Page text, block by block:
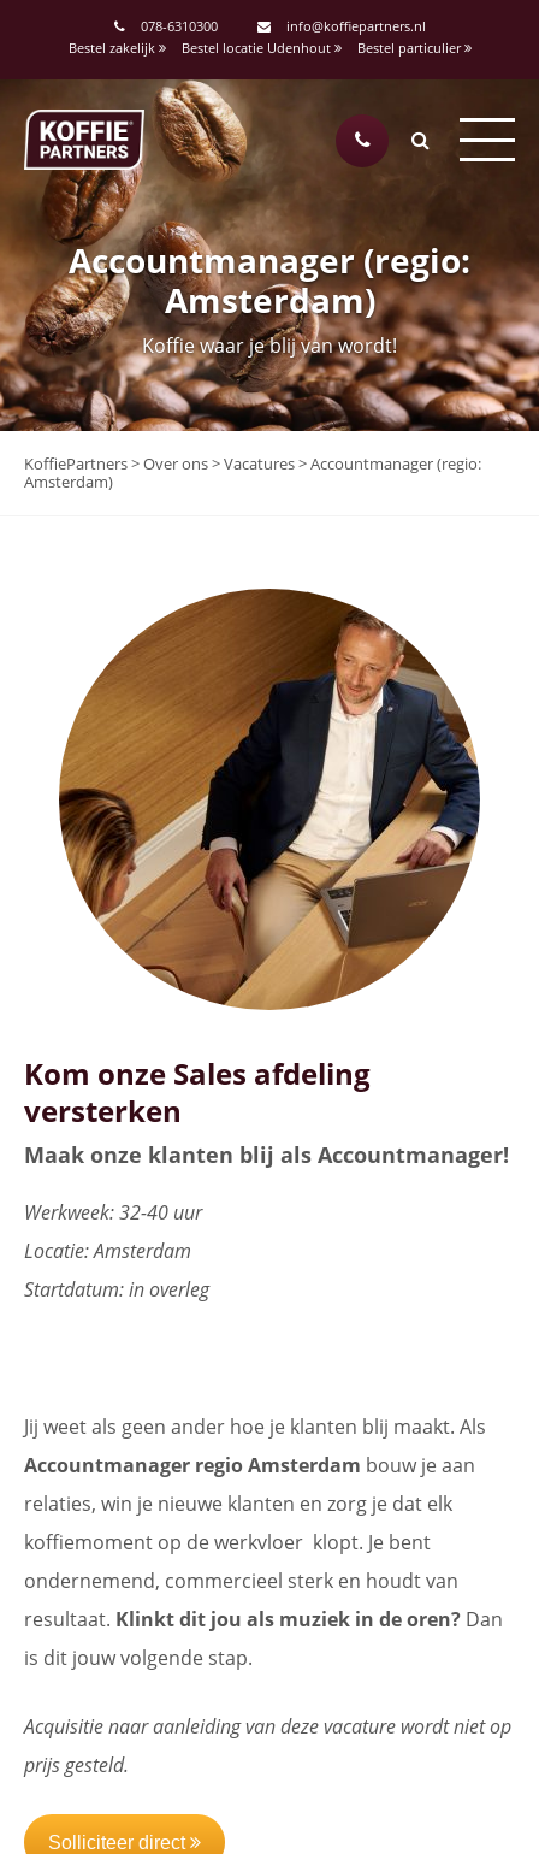
078-6310300
info@koffiepartners.nl
Bestel zakelijk
Bestel locatie Udenhout Bestel particulier
Accountmanager (regio:
Amsterdam)
Koffie waar je blij van wordt!
KoffiePartners>Over ons>Vacatures>Accountmanager (regio:
Amsterdam)
Kom onze Sales afdeling
versterken
Maak onze klanten blij als Accountmanager!
Werkweek: 32-40 uur
Locatie: Amsterdam
Startdatum: in overleg
Jij weet als geen ander hoe je klanten blij maakt. Als
Accountmanager regio Amsterdam bouw je aan
relaties, win je nieuwe klanten en zorg je dat elk
koffiemoment op de werkvloer klopt. Je bent
ondernemend, commercieel sterk en houdt van
resultaat. Klinkt dit jou als muziek in de oren? Dan
is dit jouw volgende stap.
Acquisitie naar aanleiding van deze vacature wordt niet op
prijs gesteld.
Solliciteer direct